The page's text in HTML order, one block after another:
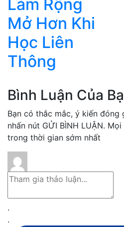
Làm Rộng
Mở Hơn Khi
Học Liên
Thông
Bình Luận Của
Bạn có thắc mắc, ý kiến
nhấn nút GỬI BÌNH LUẬN.
trong thời gian sớm nhất
.
.